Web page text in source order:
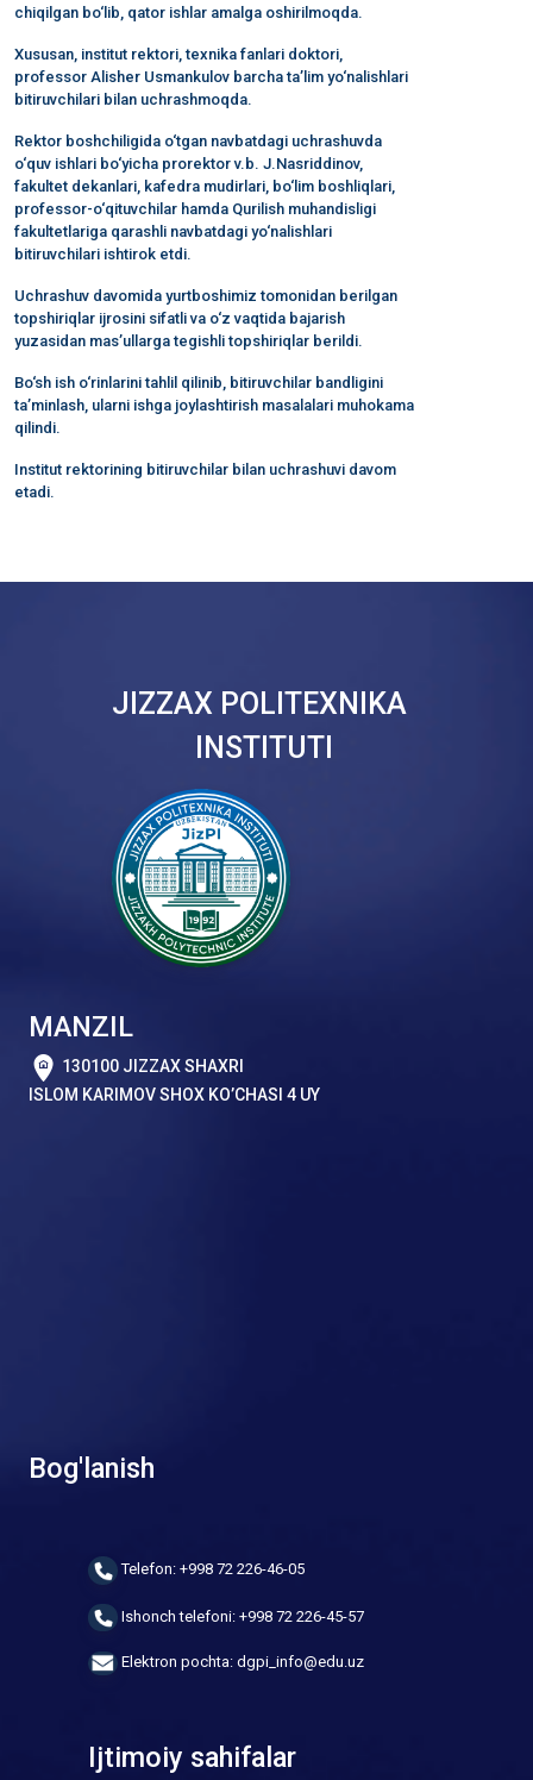
chiqilgan bo‘lib, qator ishlar amalga oshirilmoqda.
Xususan, institut rektori, texnika fanlari doktori,
professor Alisher Usmankulov barcha ta’lim yo‘nalishlari
bitiruvchilari bilan uchrashmoqda.
Rektor boshchiligida o‘tgan navbatdagi uchrashuvda
o‘quv ishlari bo‘yicha prorektor v.b. J.Nasriddinov,
fakultet dekanlari, kafedra mudirlari, bo‘lim boshliqlari,
professor-o‘qituvchilar hamda Qurilish muhandisligi
fakultetlariga qarashli navbatdagi yo‘nalishlari
bitiruvchilari ishtirok etdi.
Uchrashuv davomida yurtboshimiz tomonidan berilgan
topshiriqlar ijrosini sifatli va o‘z vaqtida bajarish
yuzasidan mas’ullarga tegishli topshiriqlar berildi.
Bo‘sh ish o‘rinlarini tahlil qilinib, bitiruvchilar bandligini
ta’minlash, ularni ishga joylashtirish masalalari muhokama
qilindi.
Institut rektorining bitiruvchilar bilan uchrashuvi davom
etadi.
JIZZAX POLITEXNIKA
INSTITUTI
MANZIL
130100 JIZZAX SHAXRI
ISLOM KARIMOV SHOX KO’CHASI 4 UY
Bog'lanish
Telefon: +998 72 226-46-05
Ishonch telefoni: +998 72 226-45-57
Elektron pochta: dgpi_info@edu.uz
Ijtimoiy sahifalar